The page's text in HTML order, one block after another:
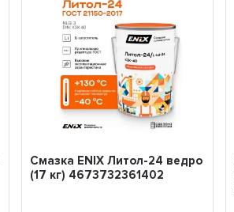
Смазка ENIX Литол-24 ведро
(17 кг) 4673732361402